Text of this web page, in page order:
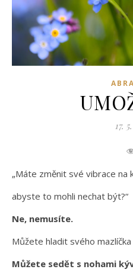
17.
„Máte změnit své vibrace na
abyste to mohli nechat být?“
Ne, nemusíte.
Můžete hladit svého
Můžete sedět s nohami